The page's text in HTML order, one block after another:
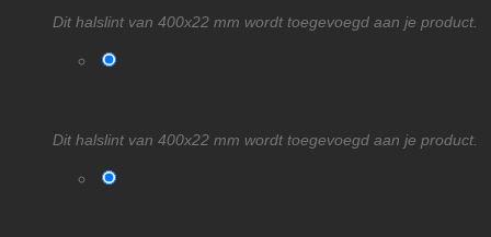
Dit halslint van 400x22 mm wordt toegevoegd aan je product.
Dit halslint van 400x22 mm wordt toegevoegd aan je product.